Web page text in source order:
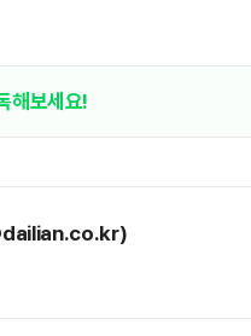
해보세요!